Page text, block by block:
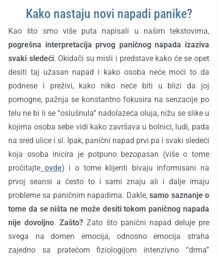
Kako nastaju novi napadi panike?
Kao što smo više puta napisali u našim tekstovima,
pogrešna interpretacija prvog paničnog napada izaziva
svaki sledeći. Okidači su misli i predstave kako će se opet
desiti taj užasan napad i kako osoba neće moći to da
podnese i preživi, kako niko neće biti u blizi da joj
pomogne, pažnja se konstantno fokusira na senzacije po
telu ne bi li se “oslušnula” nadolazeća oluja, nižu se slike u
kojima osoba sebe vidi kako završava u bolnici, ludi, pada
na sred ulice i sl. Ipak, panični napad prvi pa i svaki sledeći
koja osoba inicira je potpuno bezopasan (više o tome
pročitajte ovde) i o tome klijenti bivaju informisani na
prvoj seansi a često to i sami znaju ali i dalje imaju
probleme sa paničnim napadima. Dakle,samo saznanje o
tome da se ništa ne može desiti tokom paničnog napada
nije dovoljno.Zašto? Zato što panični napad deluje pre
svega na domen emocija, odnosno emocija straha
zajedno sa pratećom fiziologijom intenzivno “drma”